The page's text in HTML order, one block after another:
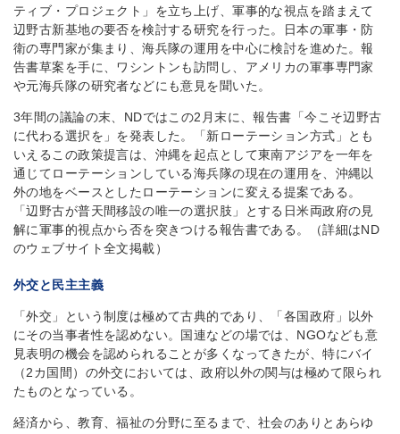
ティブ・プロジェクト」を立ち上げ、軍事的な視点を踏まえて
辺野古新基地の要否を検討する研究を行った。日本の軍事・防
衛の専門家が集まり、海兵隊の運用を中心に検討を進めた。報
告書草案を手に、ワシントンも訪問し、アメリカの軍事専門家
や元海兵隊の研究者などにも意見を聞いた。
3年間の議論の末、NDではこの2月末に、報告書「今こそ辺野古
に代わる選択を」を発表した。「新ローテーション方式」とも
いえるこの政策提言は、沖縄を起点として東南アジアを一年を
通じてローテーションしている海兵隊の現在の運用を、沖縄以
外の地をベースとしたローテーションに変える提案である。
「辺野古が普天間移設の唯一の選択肢」とする日米両政府の見
解に軍事的視点から否を突きつける報告書である。（詳細はND
のウェブサイト全文掲載）
外交と民主主義
「外交」という制度は極めて古典的であり、「各国政府」以外
にその当事者性を認めない。国連などの場では、NGOなども意
見表明の機会を認められることが多くなってきたが、特にバイ
（2カ国間）の外交においては、政府以外の関与は極めて限られ
たものとなっている。
経済から、教育、福祉の分野に至るまで、社会のありとあらゆ